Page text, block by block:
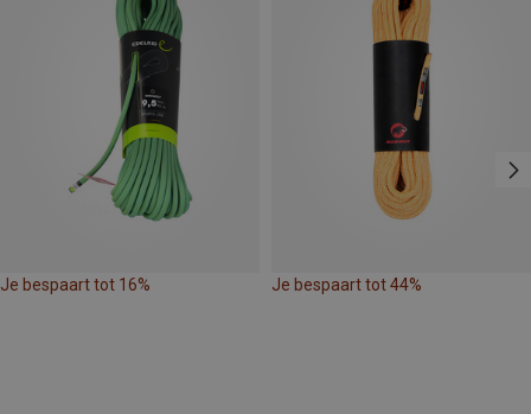
Je bespaart tot 16% Je bespaart tot 44%